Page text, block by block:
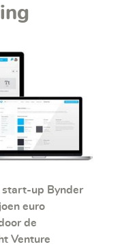
start-up Bynder
euro
de
Venture